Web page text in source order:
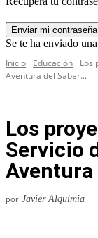
Se te ha enviado
Inicio
Educación
Los
Aventura del Saber...
Los
Servicio
Aventura
por Javier Alquimia